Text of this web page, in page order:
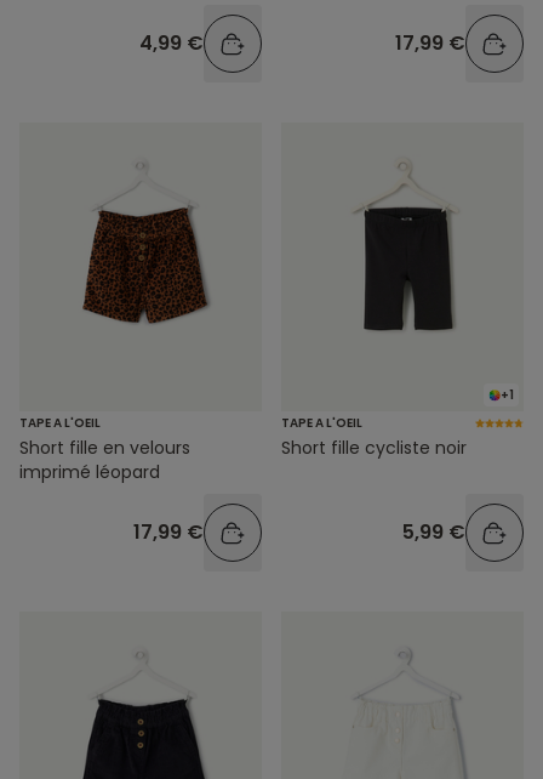
4,99 € 17,99 €
TAPE A L'OEIL
Short fille en velours
imprimé léopard
17,99 €
+1
TAPE A L'OEIL
Short fille cycliste noir
5,99 €